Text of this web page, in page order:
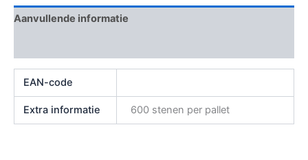
Aanvullende informatie
EAN-code
Extra informatie 600 stenen per pallet